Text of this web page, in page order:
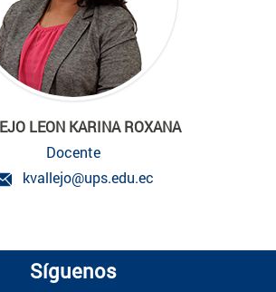
LEON KARINA ROXANA
Docente
kvallejo@ups.edu.ec
Síguenos